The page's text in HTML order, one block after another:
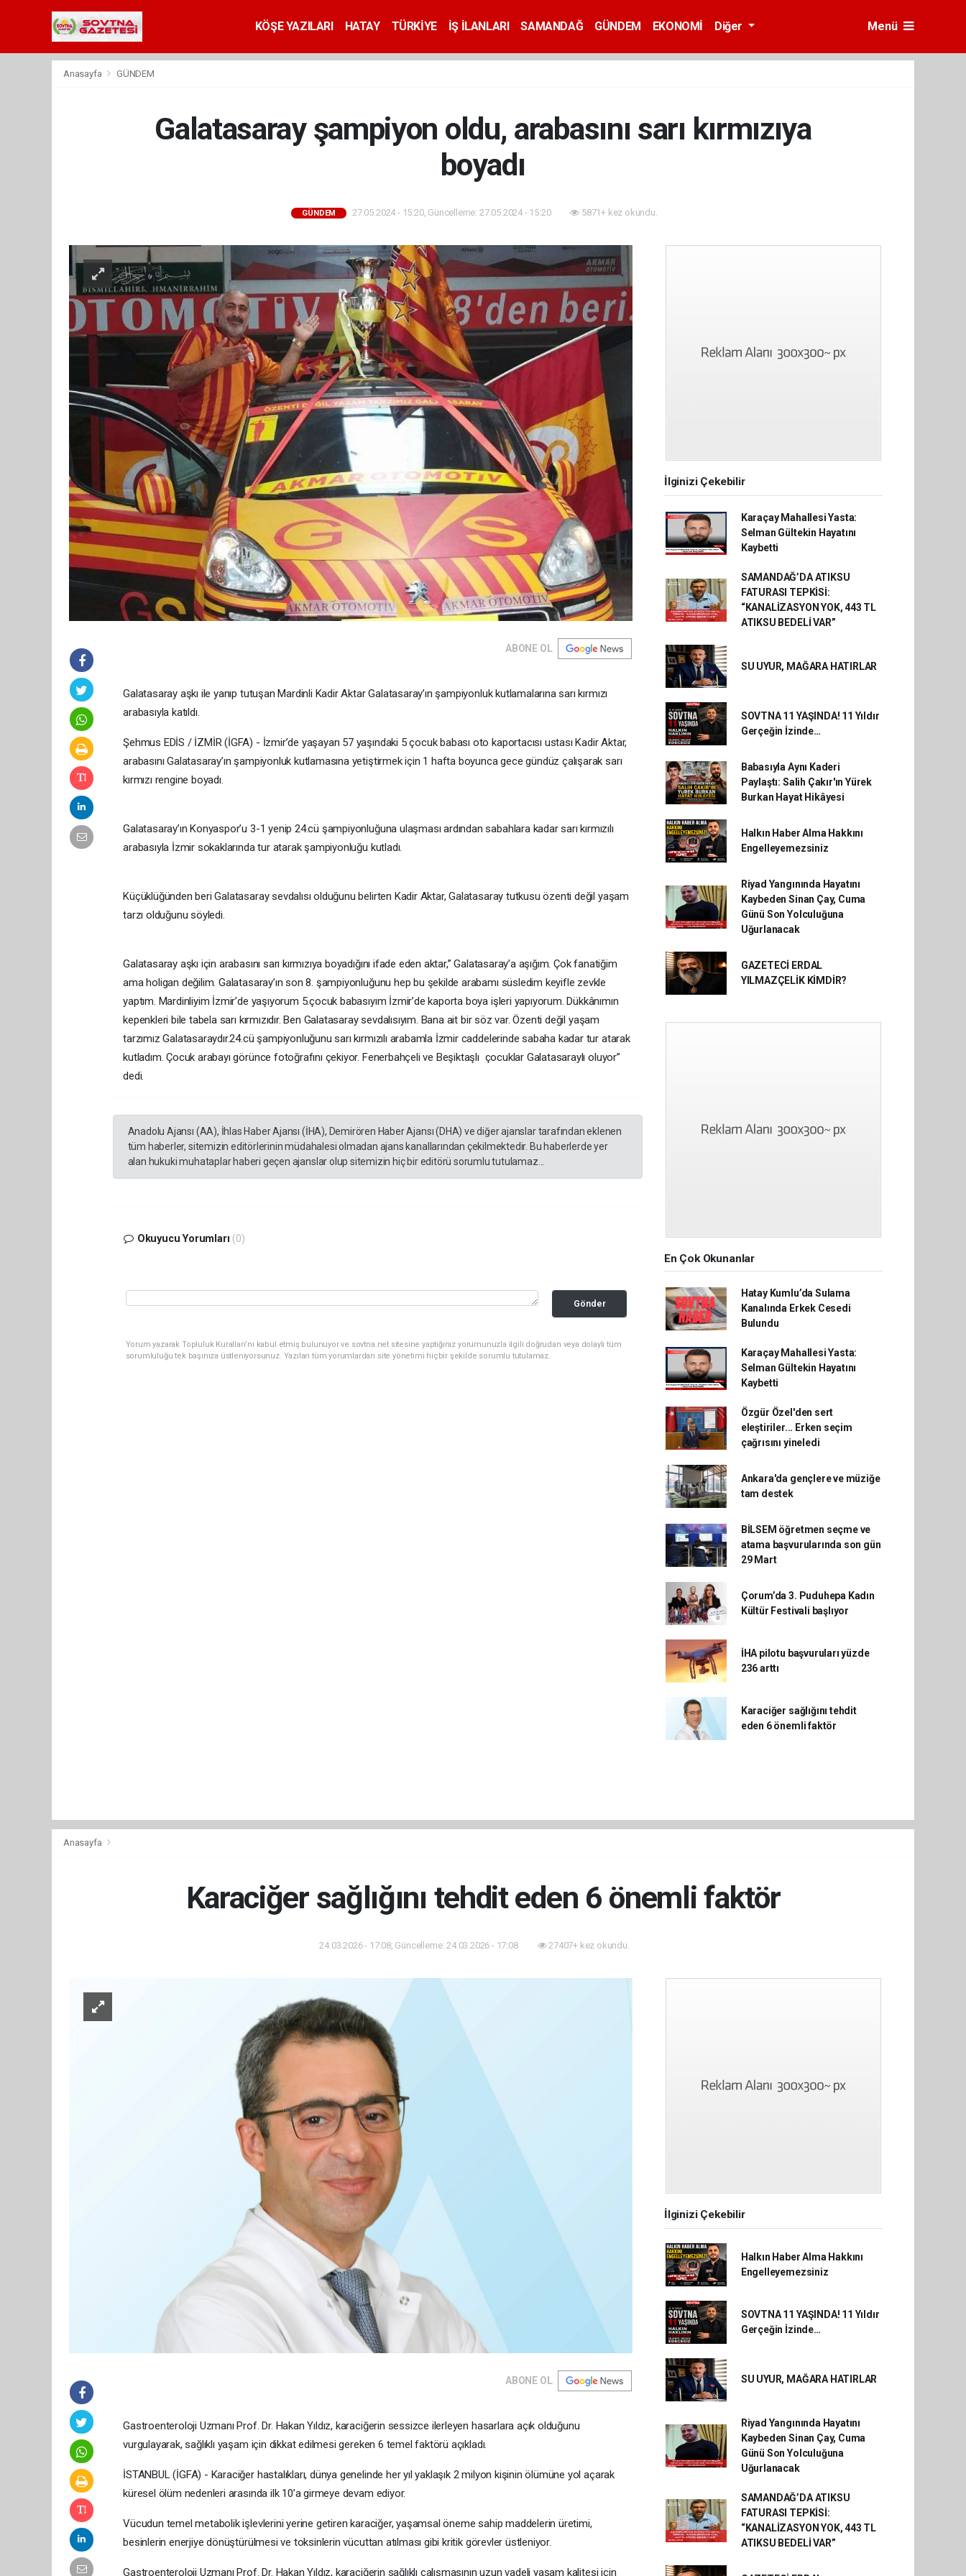
KÖŞE YAZILARI HATAY TÜRKİYE İŞ İLANLARI SAMANDAĞ GÜNDEM EKONOMİ Diğer Menü
Anasayfa GÜNDEM
Galatasaray şampiyon oldu, arabasını sarı kırmızıya
boyadı
GÜNDEM 27.05.2024 - 15:20, Güncelleme: 27.05.2024 - 15:20 5871+ kez okundu.
ABONE OL
Galatasaray aşkı ile yanıp tutuşan Mardinli Kadir Aktar Galatasaray’ın şampiyonluk kutlamalarına sarı kırmızı
arabasıyla katıldı.
Şehmus EDİS / İZMİR (İGFA) - İzmir’de yaşayan 57 yaşındaki 5 çocuk babası oto kaportacısı ustası Kadir Aktar,
arabasını Galatasaray’ın şampiyonluk kutlamasına yetiştirmek için 1 hafta boyunca gece gündüz çalışarak sarı
kırmızı rengine boyadı.
Galatasaray’ın Konyaspor’u 3-1 yenip 24.cü şampiyonluğuna ulaşması ardından sabahlara kadar sarı kırmızılı
arabasıyla İzmir sokaklarında tur atarak şampiyonluğu kutladı.
Küçüklüğünden beri Galatasaray sevdalısı olduğunu belirten Kadir Aktar, Galatasaray tutkusu özenti değil yaşam
tarzı olduğunu söyledi.
Galatasaray aşkı için arabasını sarı kırmızıya boyadığını ifade eden aktar,” Galatasaray’a aşığım. Çok fanatiğim
ama holigan değilim. Galatasaray’ın son 8. şampiyonluğunu hep bu şekilde arabamı süsledim keyifle zevkle
yaptım. Mardinliyim İzmir’de yaşıyorum 5.çocuk babasıyım İzmir’de kaporta boya işleri yapıyorum. Dükkânımın
kepenkleri bile tabela sarı kırmızıdır. Ben Galatasaray sevdalısıyım. Bana ait bir söz var. Özenti değil yaşam
tarzımız Galatasaraydır.24.cü şampiyonluğunu sarı kırmızılı arabamla İzmir caddelerinde sabaha kadar tur atarak
kutladım. Çocuk arabayı görünce fotoğrafını çekiyor. Fenerbahçeli ve Beşiktaşlı çocuklar Galatasaraylı oluyor”
dedi.
Anadolu Ajansı (AA), İhlas Haber Ajansı (İHA), Demirören Haber Ajansı (DHA) ve diğer ajanslar tarafından eklenen
tüm haberler, sitemizin editörlerinin müdahalesi olmadan ajans kanallarından çekilmektedir. Bu haberlerde yer
alan hukuki muhataplar haberi geçen ajanslar olup sitemizin hiç bir editörü sorumlu tutulamaz...
Okuyucu Yorumları (0)
Gönder
Yorum yazarak Topluluk Kuralları’nı kabul etmiş bulunuyor ve sovtna.net sitesine yaptığınız yorumunuzla ilgili doğrudan veya dolaylı tüm
sorumluluğu tek başınıza üstleniyorsunuz. Yazılan tüm yorumlardan site yönetimi hiçbir şekilde sorumlu tutulamaz.
İlginizi Çekebilir
Karaçay Mahallesi Yasta:
Selman Gültekin Hayatını
Kaybetti
SAMANDAĞ’DA ATIKSU
FATURASI TEPKİSİ:
“KANALİZASYON YOK, 443 TL
ATIKSU BEDELİ VAR”
SU UYUR, MAĞARA HATIRLAR
SOVTNA 11 YAŞINDA! 11 Yıldır
Gerçeğin İzinde…
Babasıyla Aynı Kaderi
Paylaştı: Salih Çakır'ın Yürek
Burkan Hayat Hikâyesi
Halkın Haber Alma Hakkını
Engelleyemezsiniz
Riyad Yangınında Hayatını
Kaybeden Sinan Çay, Cuma
Günü Son Yolculuğuna
Uğurlanacak
GAZETECİ ERDAL
YILMAZÇELİK KİMDİR?
En Çok Okunanlar
Hatay Kumlu’da Sulama
Kanalında Erkek Cesedi
Bulundu
Karaçay Mahallesi Yasta:
Selman Gültekin Hayatını
Kaybetti
Özgür Özel'den sert
eleştiriler... Erken seçim
çağrısını yineledi
Ankara'da gençlere ve müziğe
tam destek
BİLSEM öğretmen seçme ve
atama başvurularında son gün
29 Mart
Çorum’da 3. Puduhepa Kadın
Kültür Festivali başlıyor
İHA pilotu başvuruları yüzde
236 arttı
Karaciğer sağlığını tehdit
eden 6 önemli faktör
Anasayfa
Karaciğer sağlığını tehdit eden 6 önemli faktör
24.03.2026 - 17:08, Güncelleme: 24.03.2026 - 17:08 27407+ kez okundu.
ABONE OL
Gastroenteroloji Uzmanı Prof. Dr. Hakan Yıldız, karaciğerin sessizce ilerleyen hasarlara açık olduğunu
vurgulayarak, sağlıklı yaşam için dikkat edilmesi gereken 6 temel faktörü açıkladı.
İSTANBUL (İGFA) - Karaciğer hastalıkları, dünya genelinde her yıl yaklaşık 2 milyon kişinin ölümüne yol açarak
küresel ölüm nedenleri arasında ilk 10’a girmeye devam ediyor.
Vücudun temel metabolik işlevlerini yerine getiren karaciğer, yaşamsal öneme sahip maddelerin üretimi,
besinlerin enerjiye dönüştürülmesi ve toksinlerin vücuttan atılması gibi kritik görevler üstleniyor.
Gastroenteroloji Uzmanı Prof. Dr. Hakan Yıldız, karaciğerin sağlıklı çalışmasının uzun vadeli yaşam kalitesi için
İlginizi Çekebilir
Halkın Haber Alma Hakkını
Engelleyemezsiniz
SOVTNA 11 YAŞINDA! 11 Yıldır
Gerçeğin İzinde…
SU UYUR, MAĞARA HATIRLAR
Riyad Yangınında Hayatını
Kaybeden Sinan Çay, Cuma
Günü Son Yolculuğuna
Uğurlanacak
SAMANDAĞ’DA ATIKSU
FATURASI TEPKİSİ:
“KANALİZASYON YOK, 443 TL
ATIKSU BEDELİ VAR”